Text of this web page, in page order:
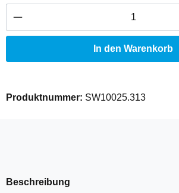
Produkt Anzahl: Gib den
In den Warenkorb
Produktnummer: SW10025.313
Beschreibung